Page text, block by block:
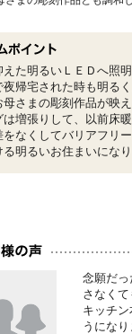
えた明るいＬＥＤへ照
夜帰宅された時も明る
母さまの彫刻作品が映
は増張りして、以前床
をなくしてバリアフリ
明るいお住まいになり
念願だ
さなく
キッチ
うにな